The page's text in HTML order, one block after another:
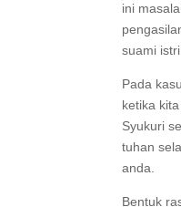
ini
suami
Pada
ketika
Syukuri
tuhan
anda.
Bentuk